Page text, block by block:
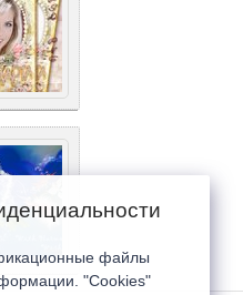
файлы
"Cookies"